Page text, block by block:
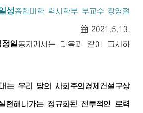
성종합대학 력사학부 부교수 장영철
2021.5.13.
정일동지 께서는 다음과 같이 교시하
는 우리 당의 사회주의경제건설구상
현해나가는 정규화된 전투적인 로력